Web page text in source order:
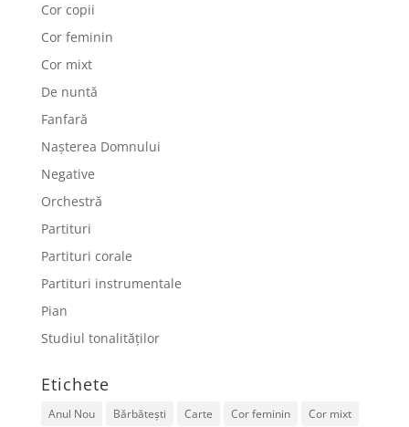
Cor copii
Cor feminin
Cor mixt
De nuntă
Fanfară
Nașterea Domnului
Negative
Orchestră
Partituri
Partituri corale
Partituri instrumentale
Pian
Studiul tonalităților
Etichete
Anul Nou Bărbătești Carte Cor feminin Cor mixt